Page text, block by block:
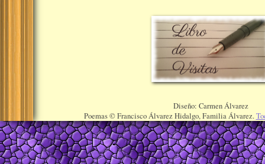
Diseño: Carmen Álvarez
Poemas © Francisco Álvarez Hidalgo, Familia Álvarez.